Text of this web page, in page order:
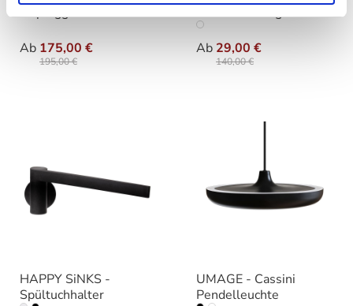
Unplugged
Ab 175,00 €
195,00 €
Varianten
Handtuchstange
Ab 29,00 €
140,00 €
Farbe
HAPPY SiNKS -
Spültuchhalter
UMAGE - Cassini
Pendelleuchte